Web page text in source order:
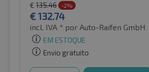
€ 135.46 -2%
€132.74
incl. IVA * por Auto-Raifen GmbH
EM ESTOQUE
Envio gratuito